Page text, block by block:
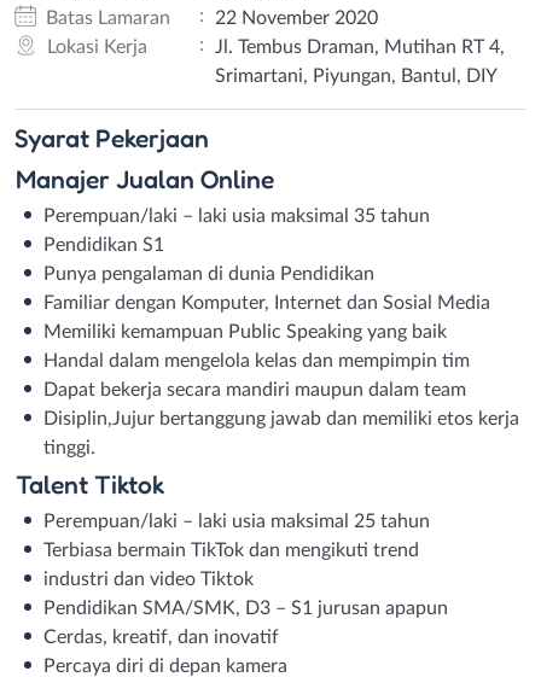
Batas Lamaran
:
22 November 2020
Lokasi Kerja
:
Jl. Tembus Draman, Mutihan RT 4,
Srimartani, Piyungan, Bantul, DIY
Syarat Pekerjaan
Manajer Jualan Online
Perempuan/laki – laki usia maksimal 35 tahun
Pendidikan S1
Punya pengalaman di dunia Pendidikan
Familiar dengan Komputer, Internet dan Sosial Media
Memiliki kemampuan Public Speaking yang baik
Handal dalam mengelola kelas dan mempimpin tim
Dapat bekerja secara mandiri maupun dalam team
Disiplin,Jujur bertanggung jawab dan memiliki etos kerja
tinggi.
Talent Tiktok
Perempuan/laki – laki usia maksimal 25 tahun
Terbiasa bermain TikTok dan mengikuti trend
industri dan video Tiktok
Pendidikan SMA/SMK, D3 – S1 jurusan apapun
Cerdas, kreatif, dan inovatif
Percaya diri di depan kamera